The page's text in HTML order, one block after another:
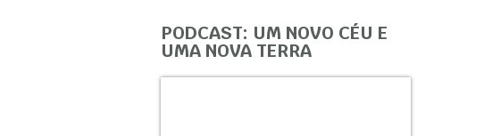
PODCAST: UM NOVO CÉU E
UMA NOVA TERRA